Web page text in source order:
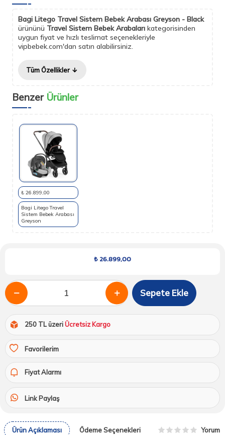
Bagi Litego Travel Sistem Bebek Arabası Greyson - Black
ürününü Travel Sistem Bebek Arabaları kategorisinden
uygun fiyat ve hızlı teslimat seçenekleriyle
vipbebek.com'dan satın alabilirsiniz.
Tüm Özellikler
BenzerÜrünler
₺ 26.899,00
Bagi Litego Travel
Sistem Bebek Arabası
Greyson
₺ 26.899,00
Sepete Ekle
250 TL üzeriÜcretsiz Kargo
Favorilerim
Fiyat Alarmı
Link Paylaş
Ürün Açıklaması Ödeme Seçenekleri Yorum